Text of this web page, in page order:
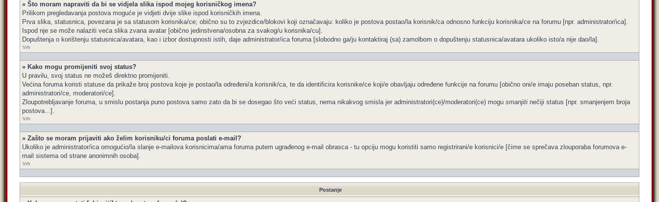
» Što moram napraviti da bi se vidjela slika ispod mojeg korisničkog imena?
Prilikom pregledavanja postova moguće je vidjeti dvije slike ispod korisničkih imena.
Prva slika, statusnica, povezana je sa statusom korisnika/ce; obično su to zvjezdice/blokovi koji označavaju: koliko je postova postao/la korisnik/ca odnosno funkciju korisnika/ce na forumu [npr. administrator/ica].
Ispod nje se može nalaziti veća slika zvana avatar [obično jedinstvena/osobna za svakog/u korisnika/cu].
Dopuštenja o korištenju statusnica/avatara, kao i izbor dostupnosti istih, daje administrator/ica foruma [slobodno ga/ju kontaktiraj (sa) zamolbom o dopuštenju statusnica/avatara ukoliko isto/a nije dao/la].
Vrh
» Kako mogu promijeniti svoj status?
U pravilu, svoj status ne možeš direktno promijeniti.
Većina foruma koristi statuse da prikaže broj postova koje je postao/la određeni/a korisnik/ca, te da identificira korisnike/ce koji/e obavljaju određene funkcije na forumu [obično oni/e imaju poseban status, npr.
administratori/ce, moderatori/ce].
Zloupotrebljavanje foruma, u smislu postanja puno postova samo zato da bi se dosegao što veći status, nema nikakvog smisla jer administratori(ce)/moderatori(ce) mogu smanjiti nečiji status [npr. smanjenjem broja
postova...].
Vrh
» Zašto se moram prijaviti ako želim korisniku/ci foruma poslati e-mail?
Ukoliko je administrator/ica omogućio/la slanje e-mailova korisnicima/ama foruma putem ugrađenog e-mail obrasca - tu opciju mogu koristiti samo registrirani/e korisnici/e [čime se sprečava zlouporaba forumova e-
mail sistema od strane anonimnih osoba].
Vrh
Postanje